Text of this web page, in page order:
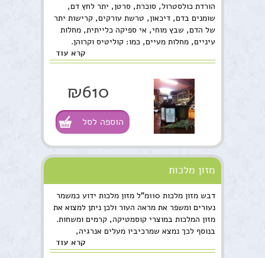
הורדת כולסטרול, סוכרת, סרטן, יתר לחץ דם,
שומנים בדם, דיכאון, טרשת עורקים, קרישות יתר
של הדם, שבץ מוחי, אי ספיקה כלייתית, מחלות
עיניים, מחלות מעיים, כמו: קוליטיס וקרוהן.
בנוסף, הוא יעיל לדלקות פרקים, דלקות בדרכי
השתן ובערמונית, לאלרגיות, אסטמה, פסוריאזיס,
פרקינסון ואלצהיימר. במיוחד לקשב וריכוז.
קרא עוד
₪610
הוספה לסל
מזון מלכות
דבש מזון מלכות 110מ"ל מזון מלכות ידוע כמשמר
נעורים ומשפר את מראה העור ולכן ניתן למצוא את
מזון המלכות במוצרי קוסמטיקה, קרמים ומשחות.
בנוסף לכך נמצא שמרכיביו מעלים אנרגיה,
מסייעים בשינה ומשפרים זיכרון. עוד הוכח
במחקרים על בעלי חיים כי תוסף של מזון מלכות
קרא עוד